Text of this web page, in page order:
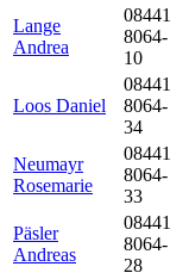
Lange
Andrea
08441
8064-
10
Loos Daniel
08441
8064-
34
Neumayr
Rosemarie
08441
8064-
33
Päsler
Andreas
08441
8064-
28